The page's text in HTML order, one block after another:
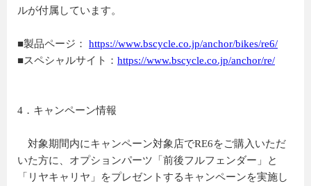
ルが付属しています。
■製品ページ： https://www.bscycle.co.jp/anchor/bikes/re6/
■スペシャルサイト： https://www.bscycle.co.jp/anchor/re/
4．キャンペーン情報
対象期間内にキャンペーン対象店でRE6をご購入いただ
いた方に、オプションパーツ「前後フルフェンダー」と
「リヤキャリヤ」をプレゼントするキャンペーンを実施し